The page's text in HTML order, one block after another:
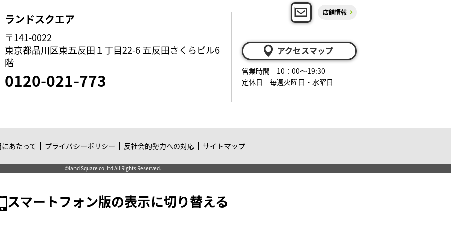
ランドスクエア
〒141-0022
東京都品川区東五反田１丁目22-6 五反田さくらビル6
階
0120-021-773
店舗情報
アクセスマップ
営業時間 10：00～19:30
定休日 毎週火曜日・水曜日
あたって プライバシーポリシー 反社会的勢力への対応 サイトマップ
©land Square co, ltd All Rights Reserved.
スマートフォン版の表示に切り替える